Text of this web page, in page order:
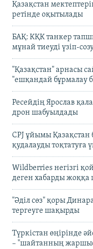
Қазақстан
ретінде оқытылады
БАҚ: КҚК танкер
мұнай тиеуді үзіп-
"Қазақстан" арнасы
"ешқандай бұрмалау
Ресейдің Ярослав
дрон шабуылдады
CPJ ұйымы Қазақстан
қудалауды тоқтатуға
Wildberries негізгі
деген хабарды
"Әділ сөз" қоры
тергеуге шақырды
Түркістан өңірінде
– "шайтанның